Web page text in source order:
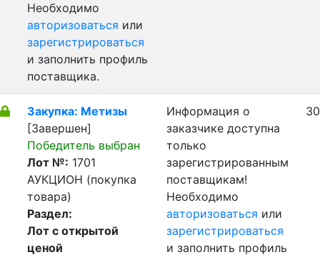
Необходимо
авторизоваться или
зарегистрироваться
и заполнить профиль
поставщика.
Закупка: Метизы
[Завершен]
Победитель выбран
Лот №: 1701
АУКЦИОН (покупка
товара)
Раздел:
Лот с открытой
ценой
Информация о
заказчике доступна
только
зарегистрированным
поставщикам!
Необходимо
авторизоваться или
зарегистрироваться
и заполнить профиль